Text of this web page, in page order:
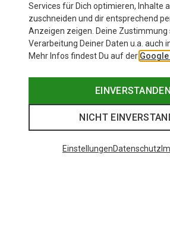
Zur Produktseite
Services für Dich optimieren, Inhalte
zuschneiden und dir entsprechend
Anzeigen zeigen. Deine Zustimmung
Verarbeitung Deiner Daten u.a. auch
Mehr Infos findest Du auf der Google
EINVERSTANDEN
NICHT
EinstellungenDatenschutz